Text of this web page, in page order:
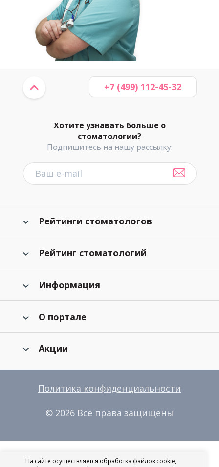
Хотите узнавать больше о
стоматологии?
Подпишитесь на нашу рассылку:
+7 (499) 112-45-32
Рейтинги стоматологов
Рейтинг стоматологий
Информация
О портале
Акции
Политика конфиденциальности
© 2026 Все права защищены
На сайте осуществляется обработка файлов cookie,